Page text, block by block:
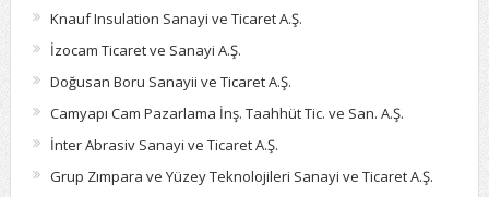
Knauf Insulation Sanayi ve Ticaret A.Ş.
İzocam Ticaret ve Sanayi A.Ş.
Doğusan Boru Sanayii ve Ticaret A.Ş.
Camyapı Cam Pazarlama İnş. Taahhüt Tic. ve San. A.Ş.
İnter Abrasiv Sanayi ve Ticaret A.Ş.
Grup Zımpara ve Yüzey Teknolojileri Sanayi ve Ticaret A.Ş.